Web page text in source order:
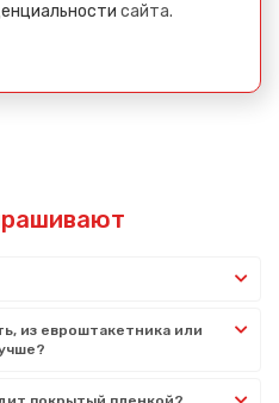
сайта.
из евроштакетника или